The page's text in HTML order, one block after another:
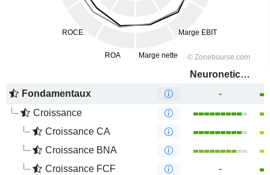
Neuronetics, Inc.
Fondamentaux
-
Croissance
Croissance CA
Croissance BNA
Croissance FCF
-